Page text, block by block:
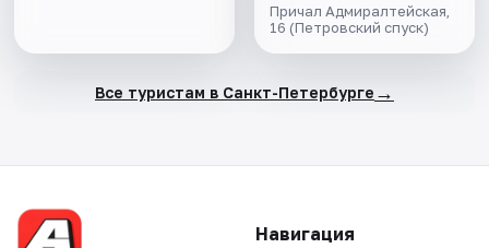
Причал Адмиралтейская,
16 (Петровский спуск)
Все туристам в Санкт-Петербурге →
Навигация